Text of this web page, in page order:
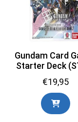
Gundam Card
Starter Deck
€19,95